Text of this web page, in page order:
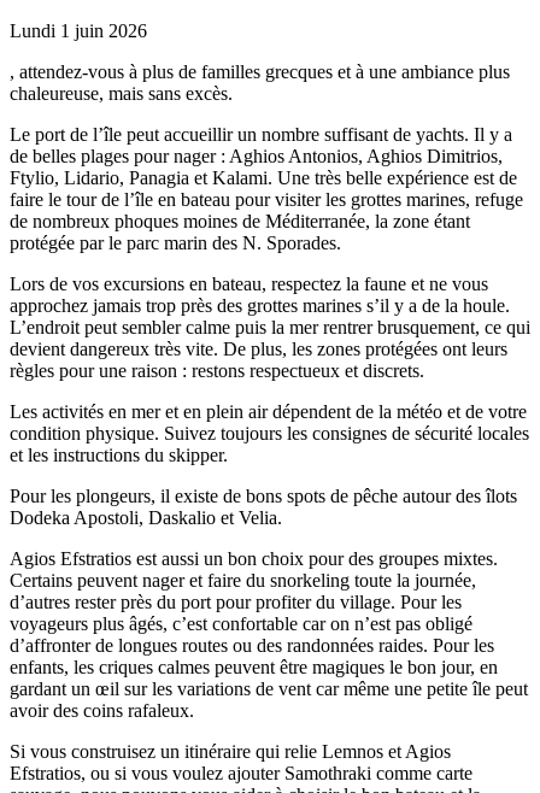
Lundi 1 juin 2026
, attendez‑vous à plus de familles grecques et à une ambiance plus
chaleureuse, mais sans excès.
Le port de l’île peut accueillir un nombre suffisant de yachts. Il y a
de belles plages pour nager : Aghios Antonios, Aghios Dimitrios,
Ftylio, Lidario, Panagia et Kalami. Une très belle expérience est de
faire le tour de l’île en bateau pour visiter les grottes marines, refuge
de nombreux phoques moines de Méditerranée, la zone étant
protégée par le parc marin des N. Sporades.
Lors de vos excursions en bateau, respectez la faune et ne vous
approchez jamais trop près des grottes marines s’il y a de la houle.
L’endroit peut sembler calme puis la mer rentrer brusquement, ce qui
devient dangereux très vite. De plus, les zones protégées ont leurs
règles pour une raison : restons respectueux et discrets.
Les activités en mer et en plein air dépendent de la météo et de votre
condition physique. Suivez toujours les consignes de sécurité locales
et les instructions du skipper.
Pour les plongeurs, il existe de bons spots de pêche autour des îlots
Dodeka Apostoli, Daskalio et Velia.
Agios Efstratios est aussi un bon choix pour des groupes mixtes.
Certains peuvent nager et faire du snorkeling toute la journée,
d’autres rester près du port pour profiter du village. Pour les
voyageurs plus âgés, c’est confortable car on n’est pas obligé
d’affronter de longues routes ou des randonnées raides. Pour les
enfants, les criques calmes peuvent être magiques le bon jour, en
gardant un œil sur les variations de vent car même une petite île peut
avoir des coins rafaleux.
Si vous construisez un itinéraire qui relie Lemnos et Agios
Efstratios, ou si vous voulez ajouter Samothraki comme carte